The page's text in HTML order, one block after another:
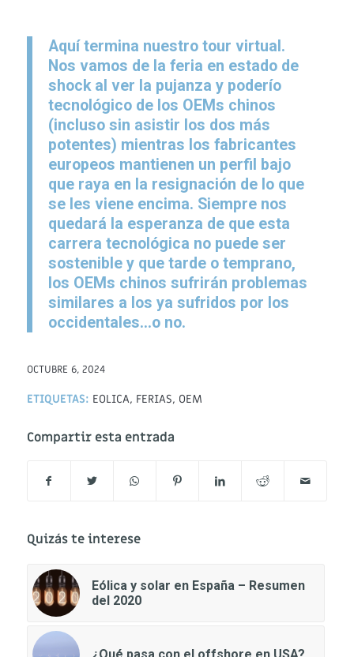
Aquí termina nuestro tour virtual.
Nos vamos de la feria en estado de
shock al ver la pujanza y poderío
tecnológico de los OEMs chinos
(incluso sin asistir los dos más
potentes) mientras los fabricantes
europeos mantienen un perfil bajo
que raya en la resignación de lo que
se les viene encima. Siempre nos
quedará la esperanza de que esta
carrera tecnológica no puede ser
sostenible y que tarde o temprano,
los OEMs chinos sufrirán problemas
similares a los ya sufridos por los
occidentales…o no.
OCTUBRE 6, 2024
ETIQUETAS: EOLICA, FERIAS, OEM
Compartir esta entrada
Quizás te interese
Eólica y solar en España – Resumen
del 2020
¿Qué pasa con el offshore en USA?